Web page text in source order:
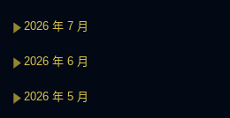
2026 年 7 月
2026 年 6 月
2026 年 5 月